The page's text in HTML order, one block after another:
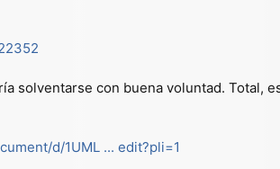
solventarse con buena voluntad. Total,
d/1UML ... edit?pli=1